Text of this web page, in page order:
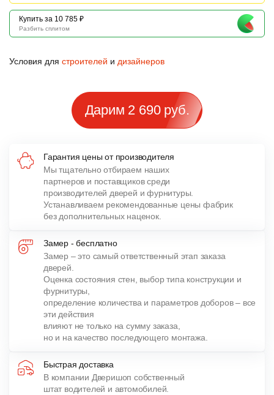
Купить за 10 785 ₽
Разбить сплитом
Условия для строителей и дизайнеров
Дарим 2 690 руб.
Гарантия цены от производителя
Мы тщательно отбираем наших
партнеров и поставщиков среди
производителей дверей и фурнитуры.
Устанавливаем рекомендованные цены фабрик
без дополнительных наценок.
Замер - бесплатно
Замер – это самый ответственный этап заказа
дверей.
Оценка состояния стен, выбор типа конструкции и
фурнитуры,
определение количества и параметров доборов – все
эти действия
влияют не только на сумму заказа,
но и на качество последующего монтажа.
Быстрая доставка
В компании Дверишоп собственный
штат водителей и автомобилей.